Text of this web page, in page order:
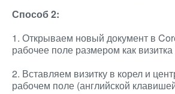
Способ 2:
1. Открываем новый документ в
рабочее поле размером как
2. Вставляем визитку в корел и
рабочем поле (английской